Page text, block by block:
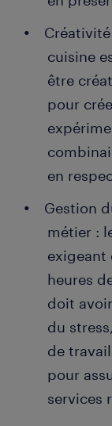
cuisine
être
pour
en
Gestion
métier :
exigeant
heures
doit
du
de
pour
services